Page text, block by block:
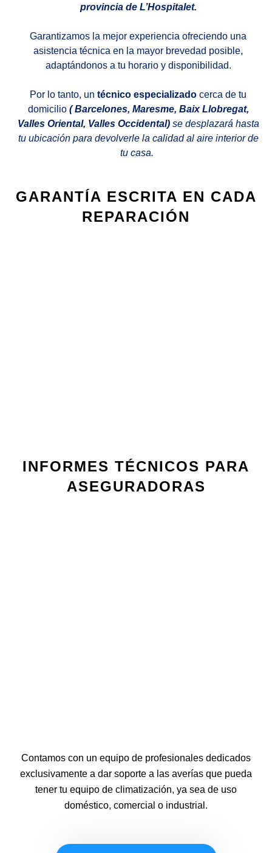
provincia de L’Hospitalet.
Garantizamos la mejor experiencia ofreciendo una
asistencia técnica en la mayor brevedad posible,
adaptándonos a tu horario y disponibilidad.
Por lo tanto, un técnico especializado cerca de tu
domicilio ( Barcelones, Maresme, Baix Llobregat,
Valles Oriental, Valles Occidental) se desplazará hasta
tu ubicación para devolverle la calidad al aire interior de
tu casa.
GARANTÍA ESCRITA EN CADA
REPARACIÓN
INFORMES TÉCNICOS PARA
ASEGURADORAS
Contamos con un equipo de profesionales dedicados
exclusivamente a dar soporte a las averías que pueda
tener tu equipo de climatización, ya sea de uso
doméstico, comercial o industrial.